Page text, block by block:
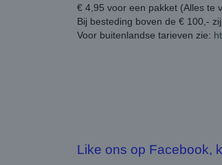
€ 4,95 voor een pakket (Alles te
Bij besteding boven de € 100,-
Voor buitenlandse tarieven zie:
Like ons op Facebook,